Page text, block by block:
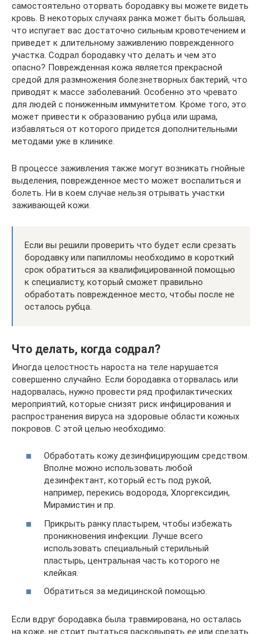
самостоятельно оторвать бородавку вы можете видеть
кровь. В некоторых случаях ранка может быть большая,
что испугает вас достаточно сильным кровотечением и
приведет к длительному заживлению поврежденного
участка. Содрал бородавку что делать и чем это
опасно? Поврежденная кожа является прекрасной
средой для размножения болезнетворных бактерий, что
приводят к массе заболеваний. Особенно это чревато
для людей с пониженным иммунитетом. Кроме того, это
может привести к образованию рубца или шрама,
избавляться от которого придется дополнительными
методами уже в клинике.
В процессе заживления также могут возникать гнойные
выделения, поврежденное место может воспалиться и
болеть. Ни в коем случае нельзя отрывать участки
заживающей кожи.
Если вы решили проверить что будет если срезать
бородавку или папилломы необходимо в короткий
срок обратиться за квалифицированной помощью
к специалисту, который сможет правильно
обработать поврежденное место, чтобы после не
осталось рубца.
Что делать, когда содрал?
Иногда целостность нароста на теле нарушается
совершенно случайно. Если бородавка оторвалась или
надорвалась, нужно провести ряд профилактических
мероприятий, которые снизят риск инфицирования и
распространения вируса на здоровые области кожных
покровов. С этой целью необходимо:
Обработать кожу дезинфицирующим средством.
Вполне можно использовать любой
дезинфектант, который есть под рукой,
например, перекись водорода, Хлоргексидин,
Мирамистин и пр.
Прикрыть ранку пластырем, чтобы избежать
проникновения инфекции. Лучше всего
использовать специальный стерильный
пластырь, центральная часть которого не
клейкая.
Обратиться за медицинской помощью.
Если вдруг бородавка была травмирована, но осталась
на коже, не стоит пытаться расковырять ее или срезать.